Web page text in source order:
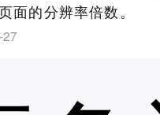
面的分辨率倍数。